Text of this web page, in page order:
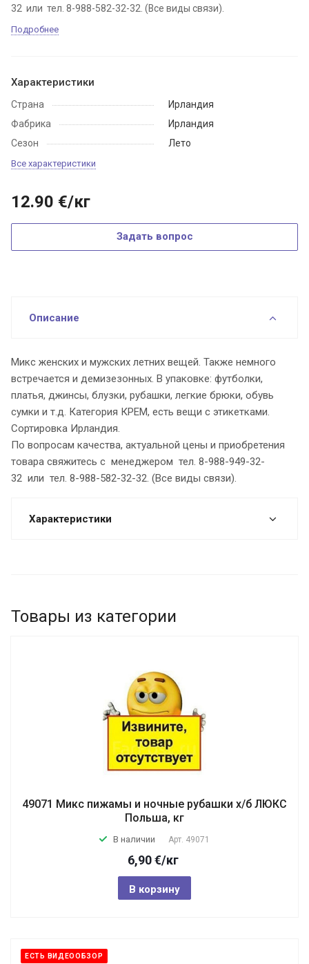
32 или тел. 8-988-582-32-32. (Все виды связи).
Подробнее
Характеристики
Страна
Ирландия
Фабрика
Ирландия
Сезон
Лето
Все характеристики
12.90 €/кг
Задать вопрос
Описание
Микс женских и мужских летних вещей. Также немного
встречается и демизезонных. В упаковке: футболки,
платья, джинсы, блузки, рубашки, легкие брюки, обувь
сумки и т.д. Категория КРЕМ, есть вещи с этикетками.
Сортировка Ирландия.
По вопросам качества, актуальной цены и приобретения
товара свяжитесь с менеджером тел. 8-988-949-32-
32 или тел. 8-988-582-32-32. (Все виды связи).
Характеристики
Товары из категории
49071 Микс пижамы и ночные рубашки х/б ЛЮКС
Польша, кг
В наличии Арт. 49071
6,90€/кг
В корзину
ЕСТЬ ВИДЕООБЗОР